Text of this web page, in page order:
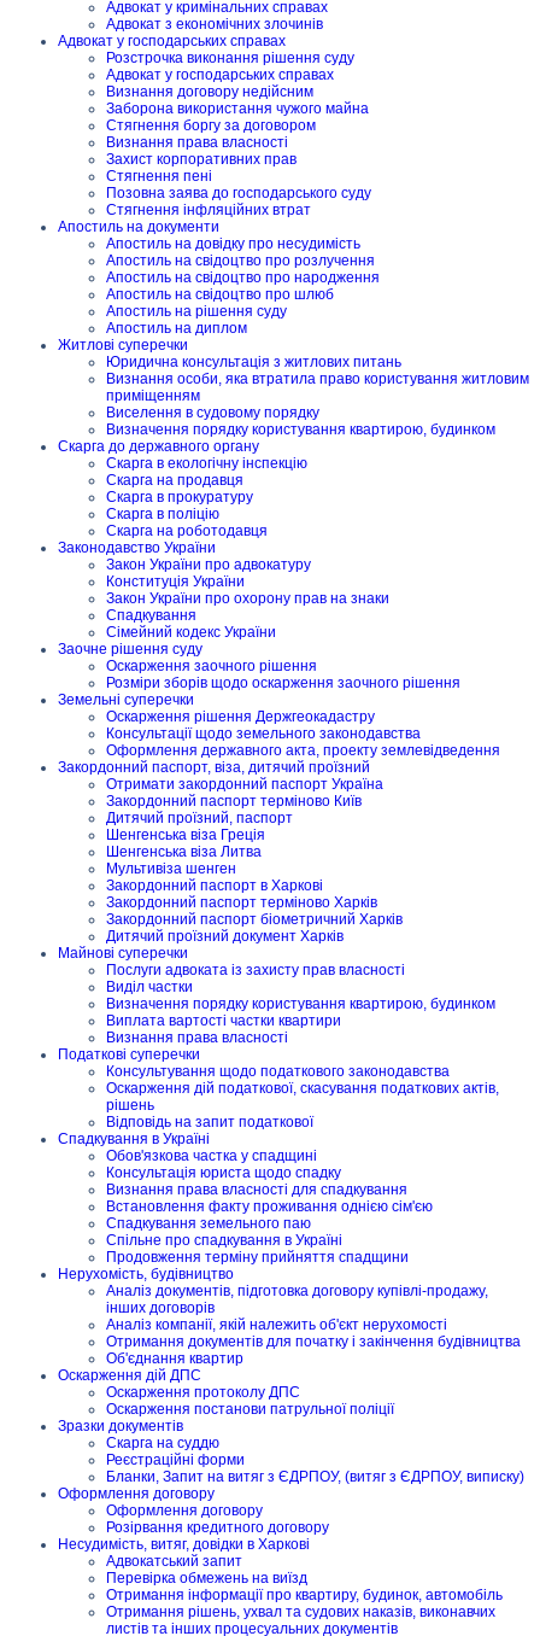
Адвокат у кримінальних справах
Адвокат з економічних злочинів
Адвокат у господарських справах
Розстрочка виконання рішення суду
Адвокат у господарських справах
Визнання договору недійсним
Заборона використання чужого майна
Стягнення боргу за договором
Визнання права власності
Захист корпоративних прав
Стягнення пені
Позовна заява до господарського суду
Стягнення інфляційних втрат
Апостиль на документи
Апостиль на довідку про несудимість
Апостиль на свідоцтво про розлучення
Апостиль на свідоцтво про народження
Апостиль на свідоцтво про шлюб
Апостиль на рішення суду
Апостиль на диплом
Житлові суперечки
Юридична консультація з житлових питань
Визнання особи, яка втратила право користування житловим
приміщенням
Виселення в судовому порядку
Визначення порядку користування квартирою, будинком
Скарга до державного органу
Скарга в екологічну інспекцію
Скарга на продавця
Скарга в прокуратуру
Скарга в поліцію
Скарга на роботодавця
Законодавство України
Закон України про адвокатуру
Конституція України
Закон України про охорону прав на знаки
Спадкування
Сімейний кодекс України
Заочне рішення суду
Оскарження заочного рішення
Розміри зборів щодо оскарження заочного рішення
Земельні суперечки
Оскарження рішення Держгеокадастру
Консультації щодо земельного законодавства
Оформлення державного акта, проекту землевідведення
Закордонний паспорт, віза, дитячий проїзний
Отримати закордонний паспорт Україна
Закордонний паспорт терміново Київ
Дитячий проїзний, паспорт
Шенгенська віза Греція
Шенгенська віза Литва
Мультивіза шенген
Закордонний паспорт в Харкові
Закордонний паспорт терміново Харків
Закордонний паспорт біометричний Харків
Дитячий проїзний документ Харків
Майнові суперечки
Послуги адвоката із захисту прав власності
Виділ частки
Визначення порядку користування квартирою, будинком
Виплата вартості частки квартири
Визнання права власності
Податкові суперечки
Консультування щодо податкового законодавства
Оскарження дій податкової, скасування податкових актів,
рішень
Відповідь на запит податкової
Спадкування в Україні
Обов'язкова частка у спадщині
Консультація юриста щодо спадку
Визнання права власності для спадкування
Встановлення факту проживання однією сім'єю
Спадкування земельного паю
Спільне про спадкування в Україні
Продовження терміну прийняття спадщини
Нерухомість, будівництво
Аналіз документів, підготовка договору купівлі-продажу,
інших договорів
Аналіз компанії, якій належить об'єкт нерухомості
Отримання документів для початку і закінчення будівництва
Об'єднання квартир
Оскарження дій ДПС
Оскарження протоколу ДПС
Оскарження постанови патрульної поліції
Зразки документів
Скарга на суддю
Реєстраційні форми
Бланки, Запит на витяг з ЄДРПОУ, (витяг з ЄДРПОУ, виписку)
Оформлення договору
Оформлення договору
Розірвання кредитного договору
Несудимість, витяг, довідки в Харкові
Адвокатський запит
Перевірка обмежень на виїзд
Отримання інформації про квартиру, будинок, автомобіль
Отримання рішень, ухвал та судових наказів, виконавчих
листів та інших процесуальних документів